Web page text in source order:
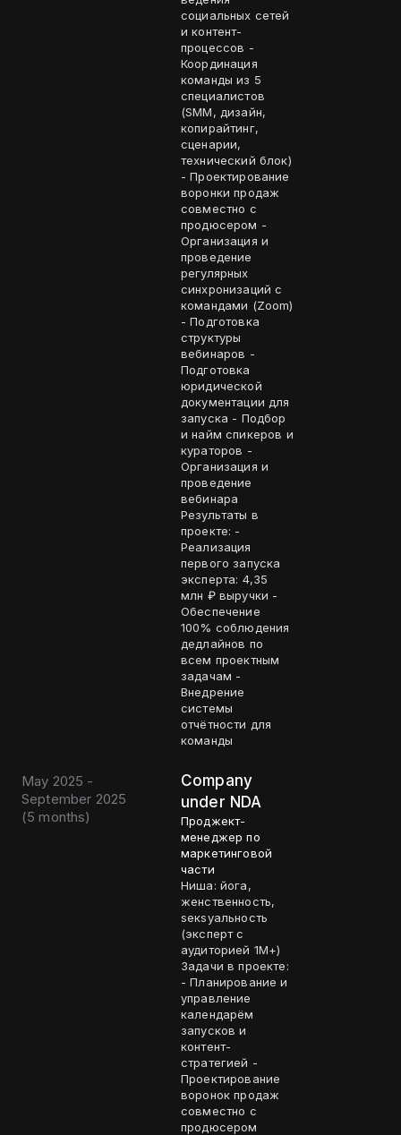
социальных сетей
и контент-
процессов -
Координация
команды из 5
специалистов
(SMM, дизайн,
копирайтинг,
сценарии,
технический блок)
- Проектирование
воронки продаж
совместно с
продюсером -
Организация и
проведение
регулярных
синхронизаций с
командами (Zoom)
- Подготовка
структуры
вебинаров -
Подготовка
юридической
документации для
запуска - Подбор
и найм спикеров и
кураторов -
Организация и
проведение
вебинара
Результаты в
проекте: -
Реализация
первого запуска
эксперта: 4,35
млн ₽ выручки -
Обеспечение
100% соблюдения
дедлайнов по
всем проектным
задачам -
Внедрение
системы
отчётности для
команды
May 2025 -
September 2025
(5 months)
Company
under NDA
Проджект-
менеджер по
маркетинговой
части
Ниша: йога,
женственность,
sекsуальность
(эксперт с
аудиторией 1М+)
Задачи в проекте:
- Планирование и
управление
календарём
запусков и
контент-
стратегией -
Проектирование
воронок продаж
совместно с
продюсером